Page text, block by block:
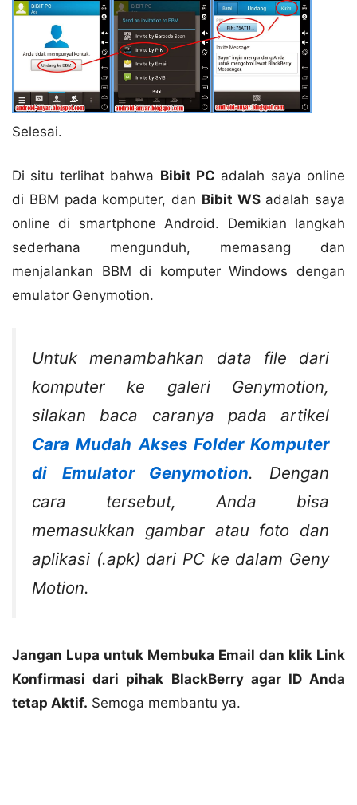
Selesai.
Di situ terlihat bahwa Bibit PC adalah saya online
di BBM pada komputer, dan Bibit WSadalah saya
online di smartphone Android. Demikian langkah
sederhana mengunduh, memasang dan
menjalankan BBM di komputer Windows dengan
emulator Genymotion.
Untuk menambahkan data file dari
komputer ke galeri Genymotion,
silakan baca caranya pada artikel
Cara Mudah Akses Folder Komputer
di Emulator Genymotion. Dengan
cara tersebut, Anda bisa
memasukkan gambar atau foto dan
aplikasi (.apk) dari PC ke dalam Geny
Motion.
Jangan Lupa untuk Membuka Email dan klik Link
Konfirmasi dari pihak BlackBerry agar ID Anda
tetap Aktif. Semoga membantu ya.